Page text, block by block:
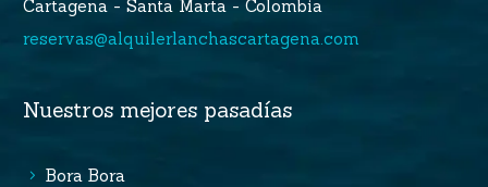
Cartagena - Santa Marta - Colombia
reservas@alquilerlanchascartagena.com
Nuestros mejores pasadías
Bora Bora